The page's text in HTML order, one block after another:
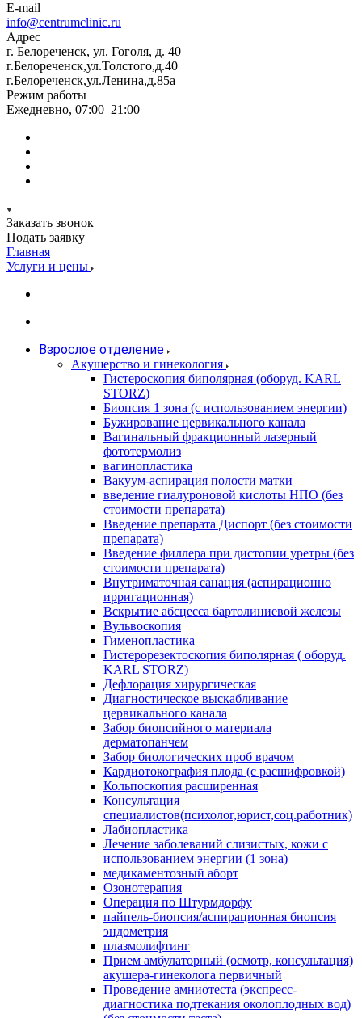
E-mail
info@centrumclinic.ru
Адрес
г. Белореченск, ул. Гоголя, д. 40
г.Белореченск,ул.Толстого,д.40
г.Белореченск,ул.Ленина,д.85а
Режим работы
Ежедневно, 07:00–21:00
Заказать звонок
Подать заявку
Главная
Услуги и цены
Взрослое отделение
Акушерство и гинекология
Гистероскопия биполярная (оборуд. KARL
STORZ)
Биопсия 1 зона (с использованием энергии)
Бужирование цервикального канала
Вагинальный фракционный лазерный
фототермолиз
вагинопластика
Вакуум-аспирация полости матки
введение гиалуроновой кислоты НПО (без
стоимости препарата)
Введение препарата Диспорт (без стоимости
препарата)
Введение филлера при дистопии уретры (без
стоимости препарата)
Внутриматочная санация (аспирационно
ирригационная)
Вскрытие абсцесса бартолиниевой железы
Вульвоскопия
Гименопластика
Гистерорезектоскопия биполярная ( оборуд.
KARL STORZ)
Дефлорация хирургическая
Диагностическое выскабливание
цервикального канала
Забор биопсийного материала
дерматопанчем
Забор биологических проб врачом
Кардиотокография плода (с расшифровкой)
Кольпоскопия расширенная
Консультация
специалистов(психолог,юрист,соц.работник)
Лабиопластика
Лечение заболеваний слизистых, кожи с
использованием энергии (1 зона)
медикаментозный аборт
Озонотерапия
Операция по Штурмдорфу
пайпель-биопсия/аспирационная биопсия
эндометрия
плазмолифтинг
Прием амбулаторный (осмотр, консультация)
акушера-гинеколога первичный
Проведение амниотеста (экспресс-
диагностика подтекания околоплодных вод)